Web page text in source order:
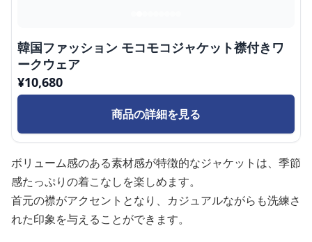
韓国ファッション モコモコジャケット襟付きワ
ークウェア
¥10,680
商品の詳細を見る
ボリューム感のある素材感が特徴的なジャケットは、季節
感たっぷりの着こなしを楽しめます。
首元の襟がアクセントとなり、カジュアルながらも洗練さ
れた印象を与えることができます。